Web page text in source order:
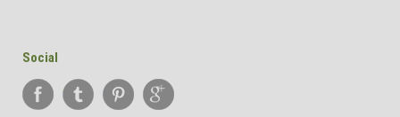
Social